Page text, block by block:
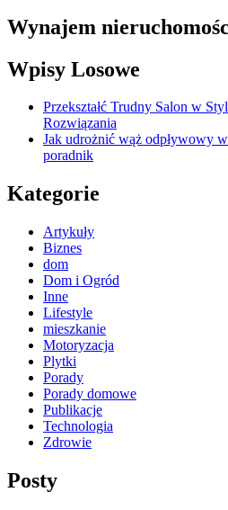
wpisach
Wynajem
Wpisy Losowe
Przekształć Trudny Salon w
Rozwiązania
Jak udrożnić wąż odpływowy
poradnik
Kategorie
Artykuły
Biznes
dom
Dom i Ogród
Inne
Lifestyle
mieszkanie
Motoryzacja
Plytki
Porady
Porady domowe
Publikacje
Technologia
Zdrowie
Posty